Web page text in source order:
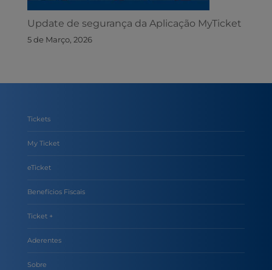
Update de segurança da Aplicação MyTicket
5 de Março, 2026
Tickets
My Ticket
eTicket
Benefícios Fiscais
Ticket +
Aderentes
Sobre